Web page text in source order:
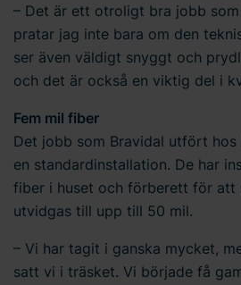
– Det är ett otroligt bra jobb
pratar jag inte bara om den
ser även väldigt snyggt och
och det är också en viktig del i
Fem mil fiber
Det jobb som Bravidal utfört
en standardinstallation. De har
fiber i huset och förberett för att
utvidgas till upp till 50 mil.
– Vi har tagit i ganska mycket,
satt vi i träsket. Vi började få